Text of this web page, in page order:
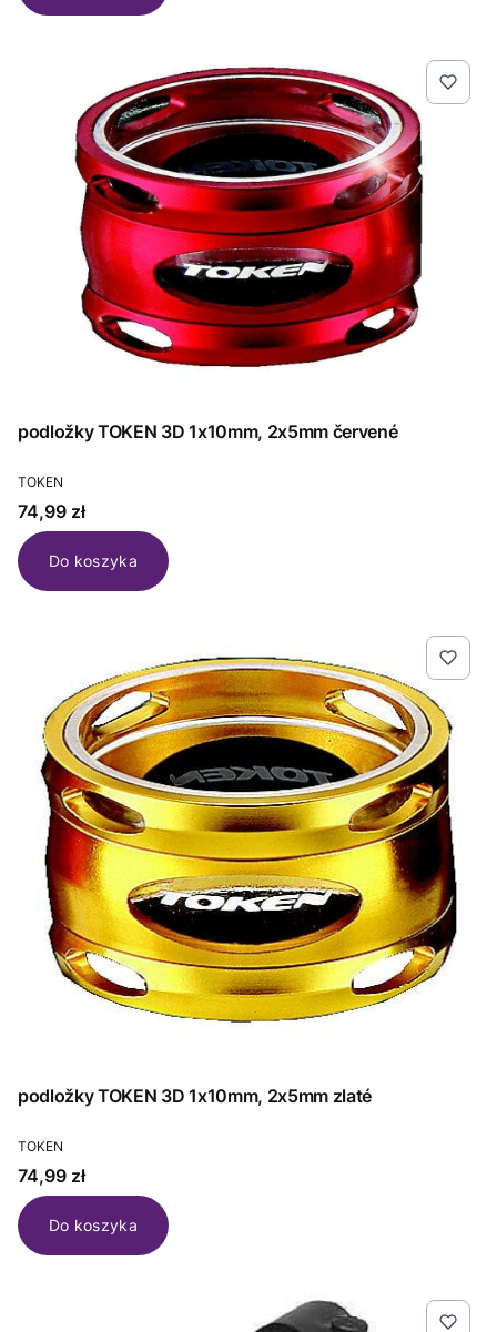
podložky TOKEN 3D 1x10mm, 2x5mm červené
PRODUCENT
TOKEN
Cena
74,99 zł
Do koszyka
podložky TOKEN 3D 1x10mm, 2x5mm zlaté
PRODUCENT
TOKEN
Cena
74,99 zł
Do koszyka